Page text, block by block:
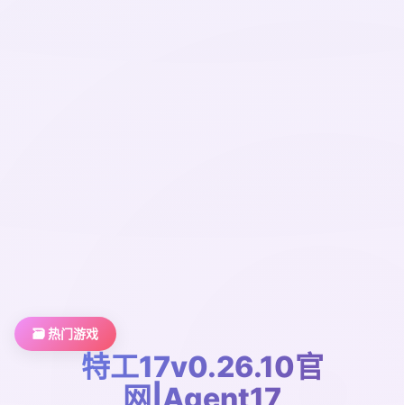
🗃️ 热门游戏
特工17v0.26.10官
网|Agent17